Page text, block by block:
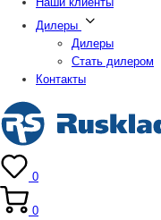
Дилеры
Дилеры
Стать дилером
Контакты
0
0